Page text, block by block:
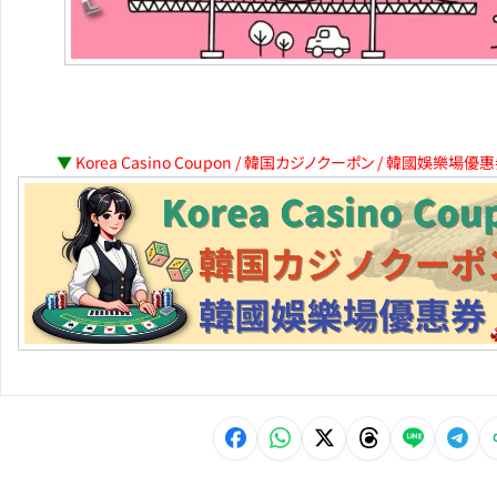
▼ Korea Casino Coupon / 韓国カジノクーポン / 韓國娛樂場優